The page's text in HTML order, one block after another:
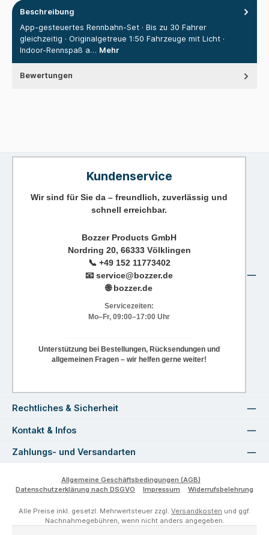
Beschreibung
App-gesteuertes Rennbahn-Set · Bis zu 30 Fahrer
gleichzeitig · Originalgetreue 1:50 Fahrzeuge mit Licht ·
Indoor-Rennspaß a… Mehr
Bewertungen
Kundenservice
Wir sind für Sie da – freundlich, zuverlässig und
schnell erreichbar.
Bozzer Products GmbH
Nordring 20, 66333 Völklingen
📞 +49 152 11773402
📧service@bozzer.de
🌐 bozzer.de
Servicezeiten:
Mo–Fr, 09:00–17:00 Uhr
Unterstützung bei Bestellungen, Rücksendungen und
allgemeinen Fragen – wir helfen gerne weiter!
Rechtliches & Sicherheit
Kontakt & Infos
Zahlungs- und Versandarten
Allgemeine Geschäftsbedingungen (AGB)
Datenschutzerklärung nach DSGVO
Impressum Widerrufsbelehrung
Alle Preise inkl. gesetzl. Mehrwertsteuer zzgl. Versandkosten und ggf.
Nachnahmegebühren, wenn nicht anders angegeben.